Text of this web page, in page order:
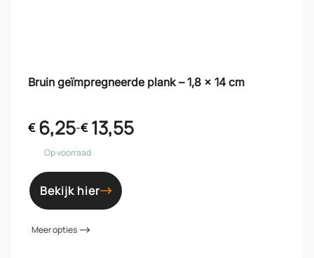
Bruin geïmpregneerde plank – 1,8 x 14 cm
€6,25-€13,55
Op voorraad
Bekijk hier
Meer opties